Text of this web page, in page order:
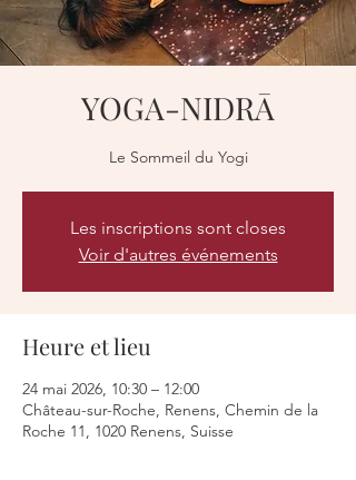
YOGA-NIDRĀ
Le Sommeil du Yogi
Les inscriptions sont closes
Voir d'autres événements
Heure et lieu
24 mai 2026, 10:30 – 12:00
Château-sur-Roche, Renens, Chemin de la
Roche 11, 1020 Renens, Suisse